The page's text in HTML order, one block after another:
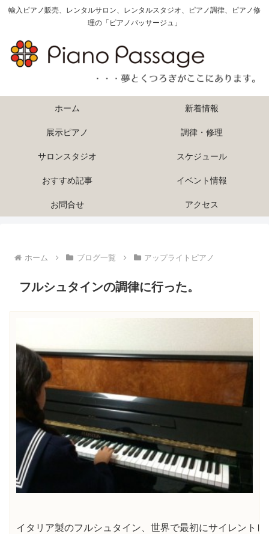
輸入ピアノ販売、レンタルサロン、レンタルスタジオ、ピアノ調律、ピアノ修
理の「ピアノパッサージュ」
ホーム 新着情報
展示ピアノ 調律・修理
サロンスタジオ スケジュール
おすすめ記事 イベント情報
お問合せ アクセス
ホーム ブログ一覧 アップライトピアノ
フルシュタインの調律に行った。
イタリア製のフルシュタイン、世界で最初にサイレント